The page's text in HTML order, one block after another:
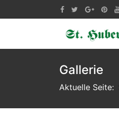
Gallerie
Aktuelle Seite: